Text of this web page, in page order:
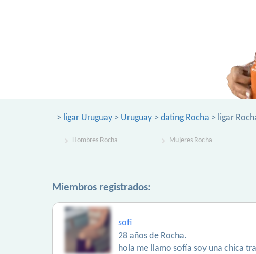
> ligar Uruguay > Uruguay > dating Rocha > ligar
Hombres Rocha Mujeres Rocha
Miembros registrados:
sofi
28 años de Rocha.
hola me llamo sofía soy una chica